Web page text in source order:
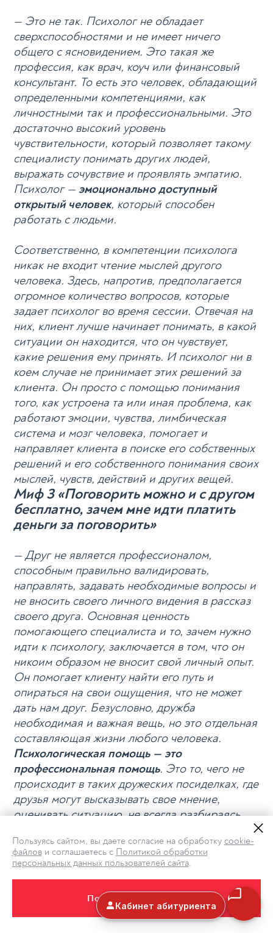
— Это не так. Психологне обладает
сверхспособностями и не имеет ничего
общего с ясновидением. Это такая же
профессия, как врач, коуч или финансовый
консультант. То есть это человек, обладающий
определенными компетенциями, как
личностными так и профессиональными. Это
достаточно высокий уровень
чувствительности, который позволяет такому
специалисту понимать других людей,
выражать сочувствие и проявлять эмпатию.
Психолог —эмоционально доступный
открытый человек, который способен
работать с людьми.
Соответственно, в компетенции психолога
никак не входит чтение мыслей другого
человека. Здесь, напротив, предполагается
огромное количество вопросов, которые
задает психолог во время сессии. Отвечая на
них, клиент лучше начинает понимать, в какой
ситуации он находится, что он чувствует,
какие решения ему принять. И психолог ни в
коем случае не принимает этих решений за
клиента. Он просто с помощью понимания
того, как устроена та или иная проблема, как
работают эмоции, чувства, лимбическая
система и мозг человека, помогает и
направляет клиента в поиске его собственных
решений и его собственного понимания своих
мыслей, чувств, действий и других вещей.
Миф 3 «Поговорить можно и с другом
бесплатно, зачем мне идти платить
деньги за поговорить»
— Друг не является профессионалом,
способным правильно валидировать,
направлять, задавать необходимые вопросы и
не вносить своего личного видения в рассказ
своего друга. Основная ценность
помогающего специалиста и то, зачем нужно
идти к психологу, заключается в том, что он
никоим образом не вносит свой личный опыт.
Он помогает клиенту найти его путь и
опираться на свои ощущения, что не может
дать нам друг. Безусловно, дружба
необходимая и важная вещь, но это отдельная
составляющая жизни любого человека.
Психологическая помощь — это
профессиональная помощь. Это то, чего не
происходит в таких дружеских посиделках, где
друзья могут высказывать свое мнение,
оценивать ситуацию, не всегда разбираясь,
советовать что-то, исходя из своего опыта.
Иногда такое общение полезно, а иногда оно
больше путаницы, которые совсем не
помогают, а только мешают ситуации.
Поэтому психолог не равно друг. Это
Пользуясь сайтом, вы даете согласие на обработку cookie-
файлови соглашаетесь с Политикой обработки
персональных данных пользователей сайта.
Понимаю и принимаю